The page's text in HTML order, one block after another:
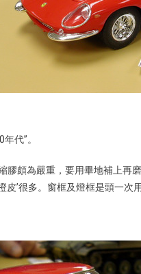
代”。
頗為嚴重，要用畢地補上
’很多。窗框及燈框是頭一次